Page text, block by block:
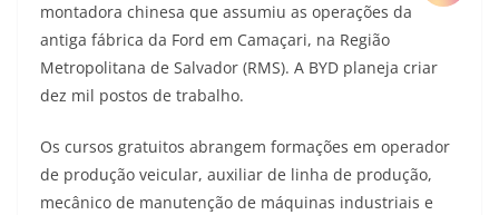
montadora chinesa que assumiu as operações da
antiga fábrica da Ford em Camaçari, na Região
Metropolitana de Salvador (RMS). A BYD planeja criar
dez mil postos de trabalho.
Os cursos gratuitos abrangem formações em operador
de produção veicular, auxiliar de linha de produção,
mecânico de manutenção de máquinas industriais e